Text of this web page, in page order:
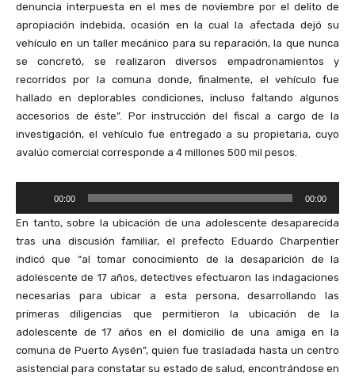
denuncia interpuesta en el mes de noviembre por el delito de
apropiación indebida, ocasión en la cual la afectada dejó su
vehículo en un taller mecánico para su reparación, la que nunca
se concretó, se realizaron diversos empadronamientos y
recorridos por la comuna donde, finalmente, el vehículo fue
hallado en deplorables condiciones, incluso faltando algunos
accesorios de éste”. Por instrucción del fiscal a cargo de la
investigación, el vehículo fue entregado a su propietaria, cuyo
avalúo comercial corresponde a 4 millones 500 mil pesos.
p
r
o
d
u
c
t
o
r
00:00 00:00
En tanto, sobre la ubicación de una adolescente desaparecida
tras una discusión familiar, el prefecto Eduardo Charpentier
indicó que “al tomar conocimiento de la desaparición de la
adolescente de 17 años, detectives efectuaron las indagaciones
necesarias para ubicar a esta persona, desarrollando las
primeras diligencias que permitieron la ubicación de la
adolescente de 17 años en el domicilio de una amiga en la
comuna de Puerto Aysén”, quien fue trasladada hasta un centro
asistencial para constatar su estado de salud, encontrándose en